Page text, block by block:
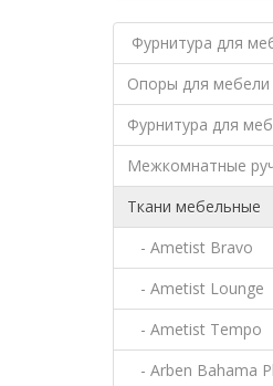
Фурнитура для
Опоры для мебели
Фурнитура для
Межкомнатные
Ткани мебельные
- Ametist Bravo
- Ametist Lounge
- Ametist Tempo
- Arben Bahama